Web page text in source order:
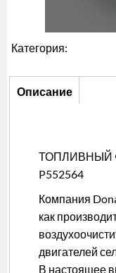
Категория:
Описание
Описание
ТОПЛИВНЫЙ
P552564
Компания
как
двигателей
В настоящее